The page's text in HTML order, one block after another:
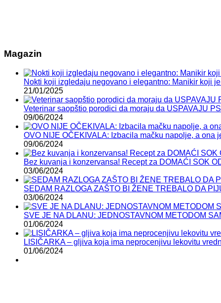
Magazin
Nokti koji izgledaju negovano i elegantno: Manikir koji
21/01/2025
Veterinar saopštio porodici da moraju da USPAVAJU
09/06/2024
OVO NIJE OČEKIVALA: Izbacila mačku napolje, a ona
09/06/2024
Bez kuvanja i konzervansa! Recept za DOMAĆI SOK
03/06/2024
SEDAM RAZLOGA ZAŠTO BI ŽENE TREBALO DA
03/06/2024
SVE JE NA DLANU: JEDNOSTAVNOM METODOM
01/06/2024
LISIČARKA – gljiva koja ima neprocenjivu lekovitu
01/06/2024